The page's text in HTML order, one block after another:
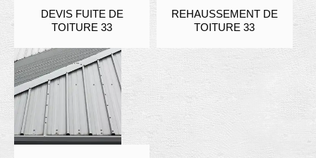
DEVIS FUITE DE
TOITURE 33
REHAUSSEMENT DE
TOITURE 33